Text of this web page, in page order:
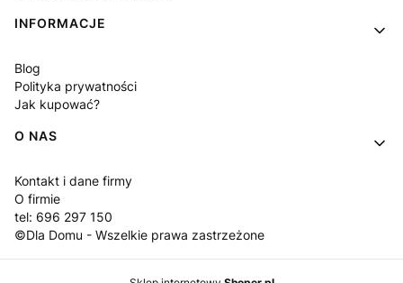
INFORMACJE
Blog
Polityka prywatności
Jak kupować?
O NAS
Kontakt i dane firmy
O firmie
tel: 696 297 150
©Dla Domu - Wszelkie prawa zastrzeżone